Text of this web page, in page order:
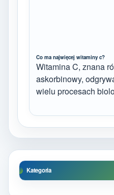
Co ma najwięcej witaminy c?
Witamina C, znana
askorbinowy,
wielu procesach
Kategoria